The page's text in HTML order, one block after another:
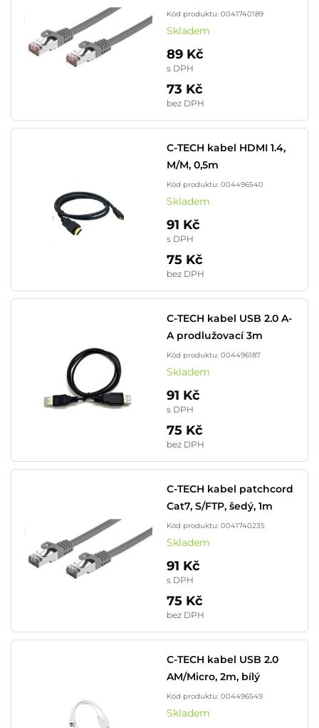
Kód produktu: 0041740189
Skladem
89 Kč
s DPH
73 Kč
bez DPH
C-TECH kabel HDMI 1.4,
M/M, 0,5m
Kód produktu: 004496540
Skladem
91 Kč
s DPH
75 Kč
bez DPH
C-TECH kabel USB 2.0 A-
A prodlužovací 3m
Kód produktu: 004496187
Skladem
91 Kč
s DPH
75 Kč
bez DPH
C-TECH kabel patchcord
Cat7, S/FTP, šedý, 1m
Kód produktu: 0041740235
Skladem
91 Kč
s DPH
75 Kč
bez DPH
C-TECH kabel USB 2.0
AM/Micro, 2m, bílý
Kód produktu: 004496549
Skladem